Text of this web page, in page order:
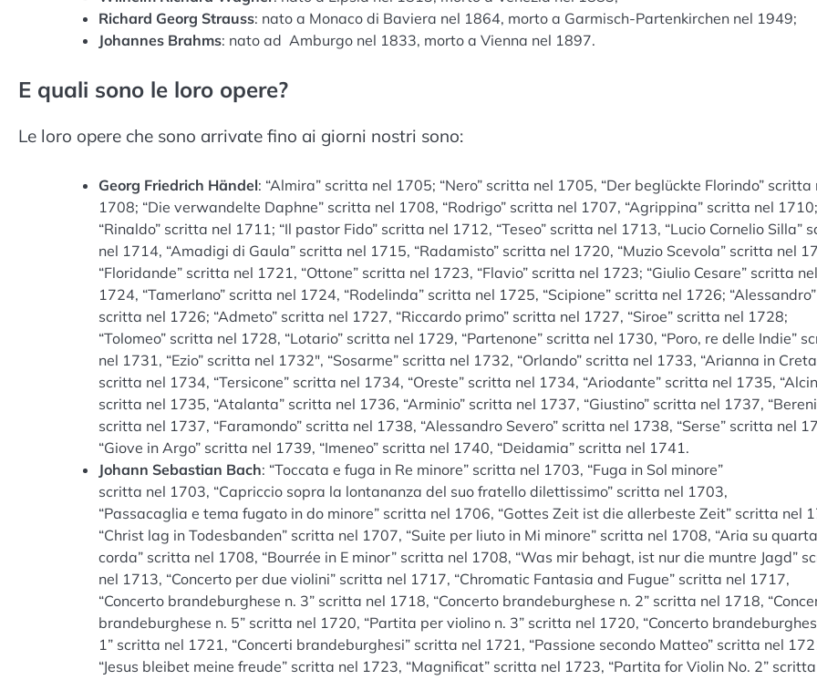
Richard Georg Strauss: nato a Monaco di Baviera nel 1864, morto a Garmisch-Partenkirchen nel 1949;
Johannes Brahms: nato ad Amburgo nel 1833, morto a Vienna nel 1897.
E quali sono le loro opere?
Le loro opere che sono arrivate fino ai giorni nostri sono:
Georg Friedrich Händel: “Almira” scritta nel 1705; “Nero” scritta nel 1705, “Der beglückte Florindo” scritta
1708; “Die verwandelte Daphne” scritta nel 1708, “Rodrigo” scritta nel 1707, “Agrippina” scritta nel 1710;
“Rinaldo” scritta nel 1711; “Il pastor Fido” scritta nel 1712, “Teseo” scritta nel 1713, “Lucio Cornelio Silla”
nel 1714, “Amadigi di Gaula” scritta nel 1715, “Radamisto” scritta nel 1720, “Muzio Scevola” scritta nel
“Floridande” scritta nel 1721, “Ottone” scritta nel 1723, “Flavio” scritta nel 1723; “Giulio Cesare” scritta nel
1724, “Tamerlano” scritta nel 1724, “Rodelinda” scritta nel 1725, “Scipione” scritta nel 1726; “Alessandro”
scritta nel 1726; “Admeto” scritta nel 1727, “Riccardo primo” scritta nel 1727, “Siroe” scritta nel 1728;
“Tolomeo” scritta nel 1728, “Lotario” scritta nel 1729, “Partenone” scritta nel 1730, “Poro, re delle Indie”
nel 1731, “Ezio” scritta nel 1732″, “Sosarme” scritta nel 1732, “Orlando” scritta nel 1733, “Arianna in
scritta nel 1734, “Tersicone” scritta nel 1734, “Oreste” scritta nel 1734, “Ariodante” scritta nel 1735,
scritta nel 1735, “Atalanta” scritta nel 1736, “Arminio” scritta nel 1737, “Giustino” scritta nel 1737,
scritta nel 1737, “Faramondo” scritta nel 1738, “Alessandro Severo” scritta nel 1738, “Serse” scritta nel
“Giove in Argo” scritta nel 1739, “Imeneo” scritta nel 1740, “Deidamia” scritta nel 1741.
Johann Sebastian Bach: “Toccata e fuga in Re minore” scritta nel 1703, “Fuga in Sol minore”
scritta nel 1703, “Capriccio sopra la lontananza del suo fratello dilettissimo” scritta nel 1703,
“Passacaglia e tema fugato in do minore” scritta nel 1706, “Gottes Zeit ist die allerbeste Zeit” scritta nel
“Christ lag in Todesbanden” scritta nel 1707, “Suite per liuto in Mi minore” scritta nel 1708, “Aria su quarta
corda” scritta nel 1708, “Bourrée in E minor” scritta nel 1708, “Was mir behagt, ist nur die muntre Jagd”
nel 1713, “Concerto per due violini” scritta nel 1717, “Chromatic Fantasia and Fugue” scritta nel 1717,
“Concerto brandeburghese n. 3” scritta nel 1718, “Concerto brandeburghese n. 2” scritta nel 1718,
brandeburghese n. 5” scritta nel 1720, “Partita per violino n. 3” scritta nel 1720, “Concerto
1” scritta nel 1721, “Concerti brandeburghesi” scritta nel 1721, “Passione secondo Matteo” scritta nel
“Jesus bleibet meine freude” scritta nel 1723, “Magnificat” scritta nel 1723, “Partita for Violin No. 2”